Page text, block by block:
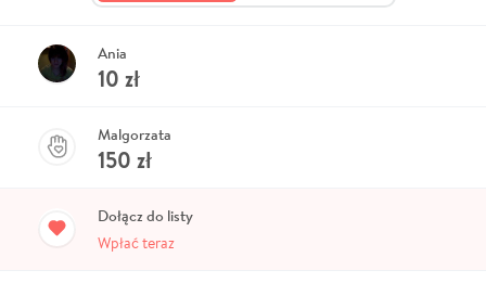
Ania
10 zł
Malgorzata
150 zł
Dołącz do listy
Wpłać teraz